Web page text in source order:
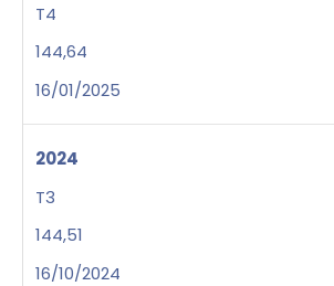
T4
144,64
16/01/2025
2024
T3
144,51
16/10/2024